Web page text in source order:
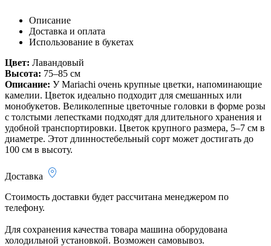
Описание
Доставка и оплата
Использование в букетах
Цвет: Лавандовый
Высота: 75–85 см
Описание: У Mariachi очень крупные цветки, напоминающие
камелии. Цветок идеально подходит для смешанных или
монобукетов. Великолепные цветочные головки в форме розы
с толстыми лепестками подходят для длительного хранения и
удобной транспортировки. Цветок крупного размера, 5–7 см в
диаметре. Этот длинностебельный сорт может достигать до
100 см в высоту.
Доставка
Стоимость доставки будет рассчитана менеджером по
телефону.
Для сохранения качества товара машина оборудована
холодильной установкой. Возможен самовывоз.